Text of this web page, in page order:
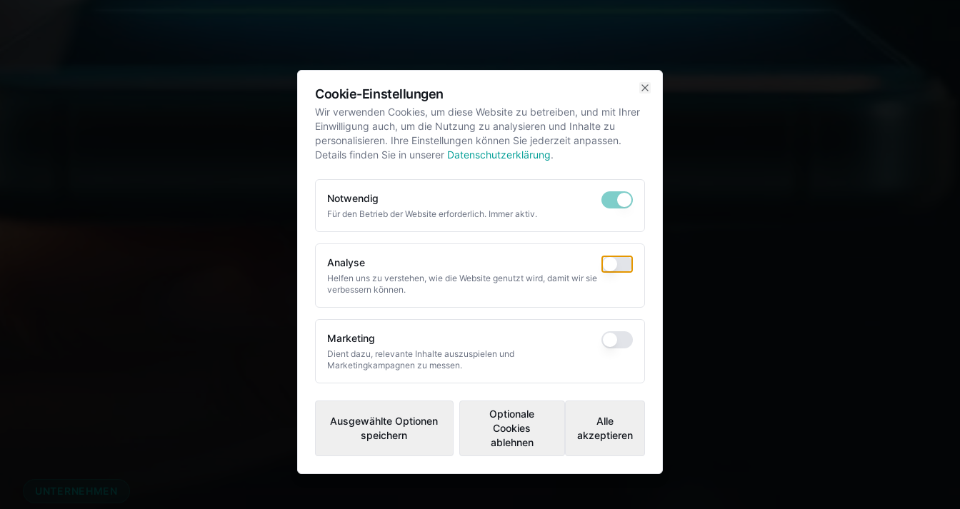
Cookie-Einstellungen
Wir verwenden Cookies, um diese Website zu betreiben, und mit Ihrer
Einwilligung auch, um die Nutzung zu analysieren und Inhalte zu
personalisieren. Ihre Einstellungen können Sie jederzeit anpassen.
Details finden Sie in unserer Datenschutzerklärung.
Notwendig
Für den Betrieb der Website erforderlich. Immer aktiv.
Analyse
Helfen uns zu verstehen, wie die Website genutzt wird, damit wir sie
verbessern können.
Marketing
Dient dazu, relevante Inhalte auszuspielen und
Marketingkampagnen zu messen.
Ausgewählte Optionen
speichern
Optionale
Cookies
ablehnen
Alle
akzeptieren